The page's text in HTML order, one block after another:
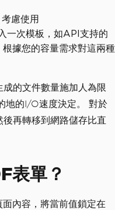
= applicant
with a uni
output_path
)
)
慮使用
一次模板，如API支持的
據您的容量需求對這兩種
的文件數量施加人為限
地的I/O速度決定。 對於
再轉移到網路儲存比直
表單？
內容，將當前值鎖定在